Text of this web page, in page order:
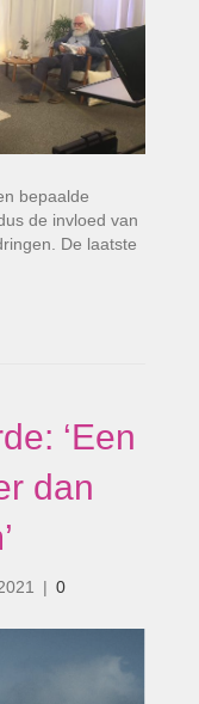
bepaalde
de invloed van
De laatste
‘Een
dan
| 0